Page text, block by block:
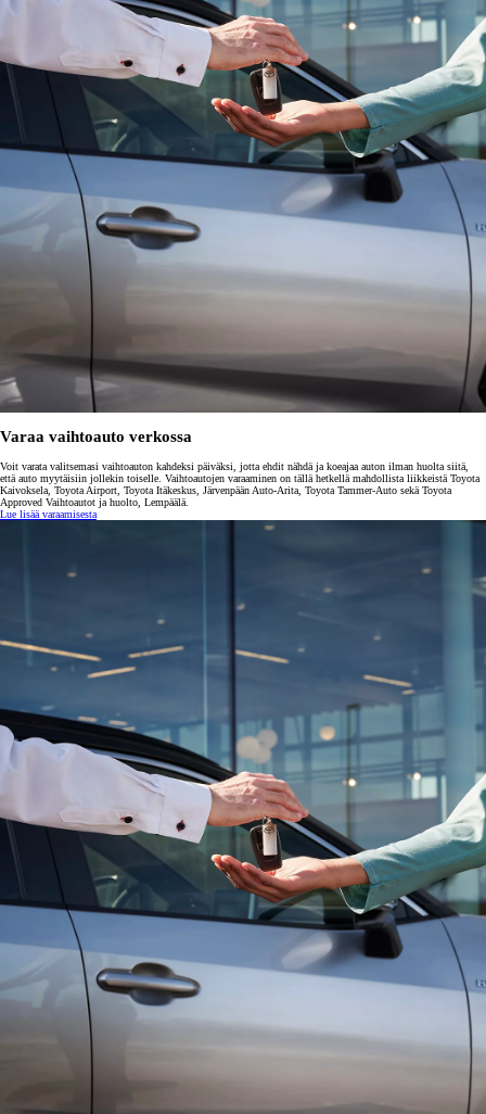
Varaa vaihtoauto verkossa
Voit varata valitsemasi vaihtoauton kahdeksi päiväksi, jotta ehdit nähdä ja koeajaa auton ilman huolta siitä,
että auto myytäisiin jollekin toiselle. Vaihtoautojen varaaminen on tällä hetkellä mahdollista liikkeistä Toyota
Kaivoksela, Toyota Airport, Toyota Itäkeskus, Järvenpään Auto-Arita, Toyota Tammer-Auto sekä Toyota
Approved Vaihtoautot ja huolto, Lempäälä.
Lue lisää varaamisesta